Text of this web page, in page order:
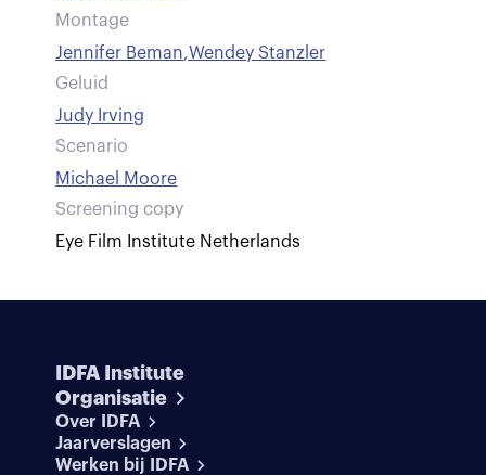
Montage
Jennifer Beman,Wendey Stanzler
Geluid
Judy Irving
Scenario
Michael Moore
Screening copy
Eye Film Institute Netherlands
IDFA Institute
Organisatie
Over IDFA
Jaarverslagen
Werken bij IDFA